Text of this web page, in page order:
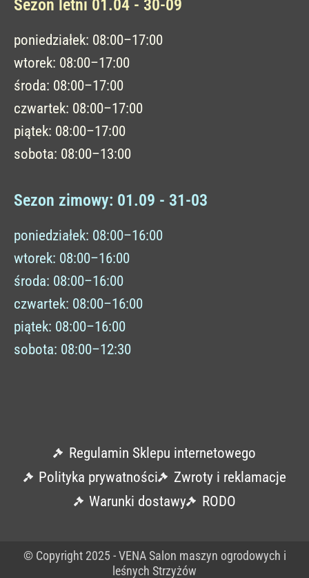
Sezon letni 01.04 - 30-09
poniedziałek: 08:00–17:00
wtorek: 08:00–17:00
środa: 08:00–17:00
czwartek: 08:00–17:00
piątek: 08:00–17:00
sobota: 08:00–13:00
Sezon zimowy: 01.09 - 31-03
poniedziałek: 08:00–16:00
wtorek: 08:00–16:00
środa: 08:00–16:00
czwartek: 08:00–16:00
piątek: 08:00–16:00
sobota: 08:00–12:30
Regulamin Sklepu internetowego
Polityka prywatności
Zwroty i reklamacje
Warunki dostawy
RODO
© Copyright 2025 - VENA Salon maszyn ogrodowych i
leśnych Strzyżów